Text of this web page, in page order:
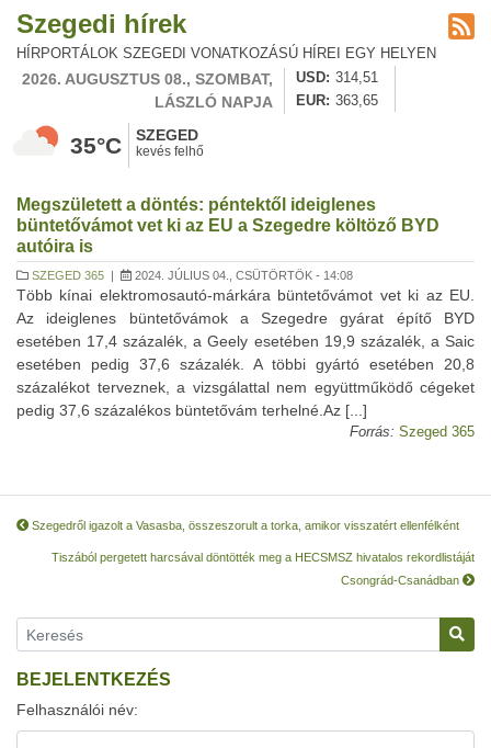
Szegedi hírek
HÍRPORTÁLOK SZEGEDI VONATKOZÁSÚ HÍREI EGY HELYEN
2026. AUGUSZTUS 08., SZOMBAT,
LÁSZLÓ NAPJA
USD
314,51
EUR
363,65
35°C SZEGED
kevés felhő
Megszületett a döntés: péntektől ideiglenes
büntetővámot vet ki az EU a Szegedre költöző BYD
autóira is
SZEGED 365 | 2024. JÚLIUS 04., CSÜTÖRTÖK - 14:08
Több kínai elektromosautó-márkára büntetővámot vet ki az EU.
Az ideiglenes büntetővámok a Szegedre gyárat építő BYD
esetében 17,4 százalék, a Geely esetében 19,9 százalék, a Saic
esetében pedig 37,6 százalék. A többi gyártó esetében 20,8
százalékot terveznek, a vizsgálattal nem együttműködő cégeket
pedig 37,6 százalékos büntetővám terhelné.Az [...]
Forrás: Szeged 365
Szegedről igazolt a Vasasba, összeszorult a torka, amikor visszatért ellenfélként
Tiszából pergetett harcsával döntötték meg a HECSMSZ hivatalos rekordlistáját
Csongrád-Csanádban
BEJELENTKEZÉS
Felhasználói név: